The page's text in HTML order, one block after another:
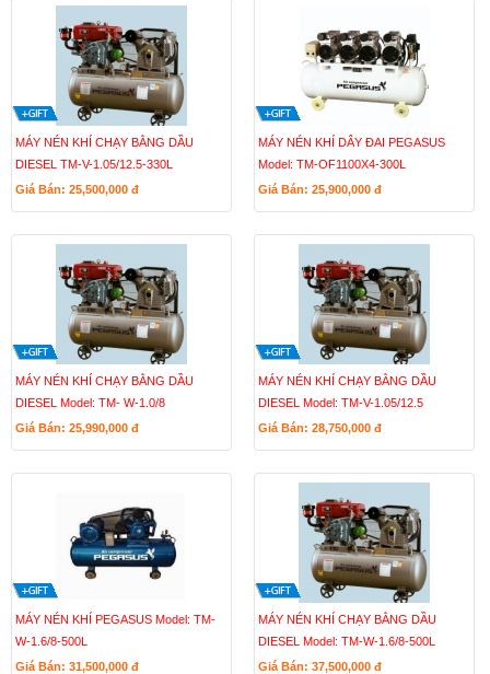
MÁY NÉN KHÍ CHẠY BẰNG DẦU
DIESEL TM-V-1.05/12.5-330L
Giá Bán: 25,500,000 đ
MÁY NÉN KHÍ DÂY ĐAI PEGASUS
Model: TM-OF1100X4-300L
Giá Bán: 25,900,000 đ
MÁY NÉN KHÍ CHẠY BẰNG DẦU
DIESEL Model: TM- W-1.0/8
Giá Bán: 25,990,000 đ
MÁY NÉN KHÍ CHẠY BẰNG DẦU
DIESEL Model: TM-V-1.05/12.5
Giá Bán: 28,750,000 đ
MÁY NÉN KHÍ PEGASUS Model: TM-
W-1.6/8-500L
Giá Bán: 31,500,000 đ
MÁY NÉN KHÍ CHẠY BẰNG DẦU
DIESEL Model: TM-W-1.6/8-500L
Giá Bán: 37,500,000 đ